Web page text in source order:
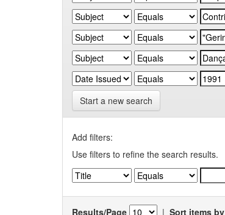
Start a new search
Add filters:
Use filters to refine the search results.
Results/Page | Sort items by